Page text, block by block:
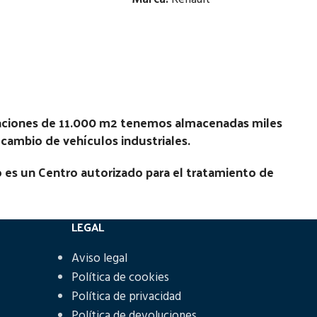
12.97
Código Pieza:
de 11.000 m2 tenemos almacenadas miles
de vehículos industriales.
un Centro autorizado para el tratamiento de
LEGAL
Aviso legal
Política de cookies
Política de privacidad